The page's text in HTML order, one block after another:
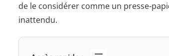
de le considérer comme un presse-
inattendu.